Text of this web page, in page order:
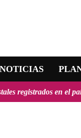
NOTICIAS
fueron